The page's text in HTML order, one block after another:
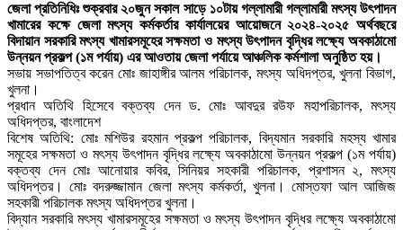
জেলা প্রতিনিধিঃ শুক্রবার ২০জুন সকাল সাড়ে ১০টায়‌ গল্লামারী গল্লামারী মৎস্য উৎপাদন
খামারের কক্ষে জেলা মৎস্য কর্মকর্তার কার্যালয়ের আয়োজনে ২০২৪-২০২৫ অর্থবছরে
বিদায়ান সরকারি মৎস্য খামারসমূহের সক্ষমতা ও মৎস্য উৎপাদন বৃদ্ধির লক্ষ্যে অবকাঠামো
উন্নয়ন প্রকল্প (১ম পর্যায়) এর আওতায় জেলা পর্যায়ে আঞ্চলিক কর্মশালা অনুষ্ঠিত হয়।
সভায় সভাপতিত্ব করেন মোঃ জাহাঙ্গীর আলম পরিচালক, মৎস্য অধিদপ্তর, খুলনা বিভাগ,
খুলনা।
প্রধান অতিথি হিসেবে বক্তব্য দেন ড. মোঃ আবদুর রউফ মহাপরিচালক, মৎস্য
অধিদপ্তর, বাংলাদেশ
বিশেষ অতিথি: মোঃ মশিউর রহমান প্রকল্প পরিচালক, বিদ্যমান সরকারি মহস্য খামার
সমূহের সক্ষমতা ও মৎস্য উৎপাদন বৃদ্ধির লক্ষ্যে অবকাঠামো উন্নয়ন প্রকল্প (১ম পর্যায়)
বক্তব্য দেন মোঃ আনোয়ার কবির, সিনিয়র সহকারী পরিচালক, প্রশাসন ২, মৎস্য
অধিদপ্তর। মোঃ বদরুজ্জামান জেলা মৎস্য কর্মকর্তা, খুলনা। মোস্তফা আল আজিজ
সহকারী পরিচালক মৎস্য অধিদপ্তর খুলনা।
বিদ্যান সরকারি মৎস্য খামারসমূহের সক্ষমতা ও মৎস্য উৎপাদন বৃদ্ধির লক্ষ্যে অবকাঠামো